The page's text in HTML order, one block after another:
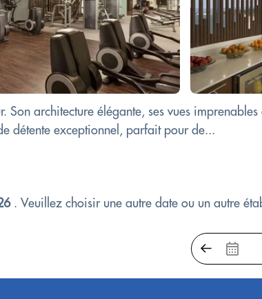
architecture élégante, ses vues
détente exceptionnel, parfait pour de...
. Veuillez choisir une autre date ou un autre